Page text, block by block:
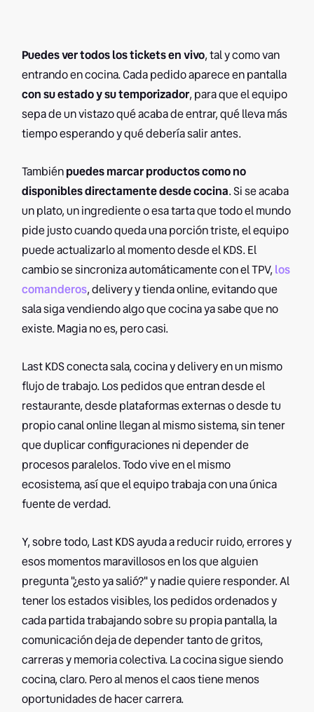
Puedes ver todos los tickets en vivo, tal y como van
entrando en cocina. Cada pedido aparece en pantalla
con su estado y su temporizador, para que el equipo
sepa de un vistazo qué acaba de entrar, qué lleva más
tiempo esperando y qué debería salir antes.
Tambiénpuedes marcar productos como no
disponibles directamente desde cocina. Si se acaba
un plato, un ingrediente o esa tarta que todo el mundo
pide justo cuando queda una porción triste, el equipo
puede actualizarlo al momento desde el KDS. El
cambio se sincroniza automáticamente con el TPV, los
comanderos, delivery y tienda online, evitando que
sala siga vendiendo algo que cocina ya sabe que no
existe. Magia no es, pero casi.
Last KDS conecta sala, cocina y delivery en un mismo
flujo de trabajo. Los pedidos que entran desde el
restaurante, desde plataformas externas o desde tu
propio canal online llegan al mismo sistema, sin tener
que duplicar configuraciones ni depender de
procesos paralelos. Todo vive en el mismo
ecosistema, así que el equipo trabaja con una única
fuente de verdad.
Y, sobre todo, Last KDS ayuda a reducir ruido, errores y
esos momentos maravillosos en los que alguien
pregunta "¿esto ya salió?" y nadie quiere responder. Al
tener los estados visibles, los pedidos ordenados y
cada partida trabajando sobre su propia pantalla, la
comunicación deja de depender tanto de gritos,
carreras y memoria colectiva. La cocina sigue siendo
cocina, claro. Pero al menos el caos tiene menos
oportunidades de hacer carrera.